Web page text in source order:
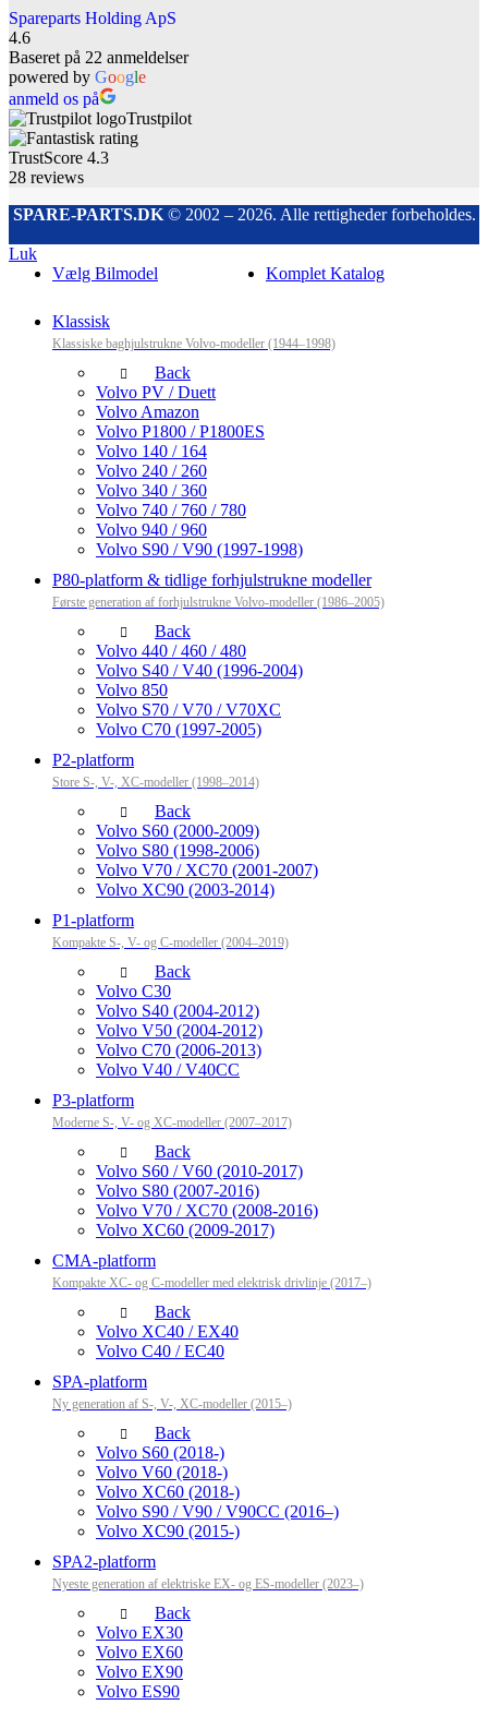
Spareparts Holding ApS
4.6
Baseret på 22 anmeldelser
powered by Google
anmeld os på
Trustpilot
TrustScore 4.3
28 reviews
SPARE-PARTS.DK© 2002 – 2026. Alle rettigheder forbeholdes.
Luk
Komplet Katalog
Vælg Bilmodel
Klassisk
Klassiske baghjulstrukne Volvo-modeller (1944–1998)
Back
Volvo PV / Duett
Volvo Amazon
Volvo P1800 / P1800ES
Volvo 140 / 164
Volvo 240 / 260
Volvo 340 / 360
Volvo 740 / 760 / 780
Volvo 940 / 960
Volvo S90 / V90 (1997-1998)
P80-platform & tidlige forhjulstrukne modeller
Første generation af forhjulstrukne Volvo-modeller (1986–2005)
Back
Volvo 440 / 460 / 480
Volvo S40 / V40 (1996-2004)
Volvo 850
Volvo S70 / V70 / V70XC
Volvo C70 (1997-2005)
P2-platform
Store S-, V-, XC-modeller (1998–2014)
Back
Volvo S60 (2000-2009)
Volvo S80 (1998-2006)
Volvo V70 / XC70 (2001-2007)
Volvo XC90 (2003-2014)
P1-platform
Kompakte S-, V- og C-modeller (2004–2019)
Back
Volvo C30
Volvo S40 (2004-2012)
Volvo V50 (2004-2012)
Volvo C70 (2006-2013)
Volvo V40 / V40CC
P3-platform
Moderne S-, V- og XC-modeller (2007–2017)
Back
Volvo S60 / V60 (2010-2017)
Volvo S80 (2007-2016)
Volvo V70 / XC70 (2008-2016)
Volvo XC60 (2009-2017)
CMA-platform
Kompakte XC- og C-modeller med elektrisk drivlinje (2017–)
Back
Volvo XC40 / EX40
Volvo C40 / EC40
SPA-platform
Ny generation af S-, V-, XC-modeller (2015–)
Back
Volvo S60 (2018-)
Volvo V60 (2018-)
Volvo XC60 (2018-)
Volvo S90 / V90 / V90CC (2016–)
Volvo XC90 (2015-)
SPA2-platform
Nyeste generation af elektriske EX- og ES-modeller (2023–)
Back
Volvo EX30
Volvo EX60
Volvo EX90
Volvo ES90